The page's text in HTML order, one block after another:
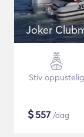
Joker
Stiv oppustelig
$557 /dag